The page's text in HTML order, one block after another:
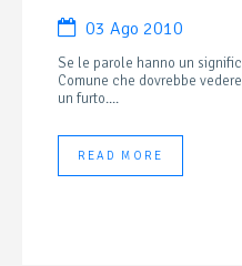
03 Ago 2010
Se le parole hanno un
Comune che dovrebbe
un furto....
READ MORE